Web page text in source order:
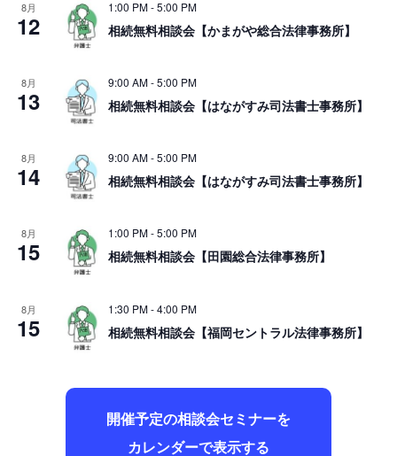
8月
12
1:00 PM-5:00 PM
相続無料相談会【かまがや総合法律事務所】
8月
13
9:00 AM-5:00 PM
相続無料相談会【はながすみ司法書士事務所】
8月
14
9:00 AM-5:00 PM
相続無料相談会【はながすみ司法書士事務所】
8月
15
1:00 PM-5:00 PM
相続無料相談会【田園総合法律事務所】
8月
15
1:30 PM-4:00 PM
相続無料相談会【福岡セントラル法律事務所】
開催予定の相談会セミナーを
カレンダーで表示する